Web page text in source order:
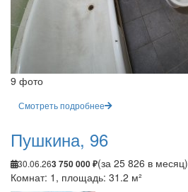
9 фото
Смотреть подробнее
Пушкина, 96
30.06.263 750 000 ₽(за 25 826 в месяц)
Комнат: 1, площадь: 31.2 м²